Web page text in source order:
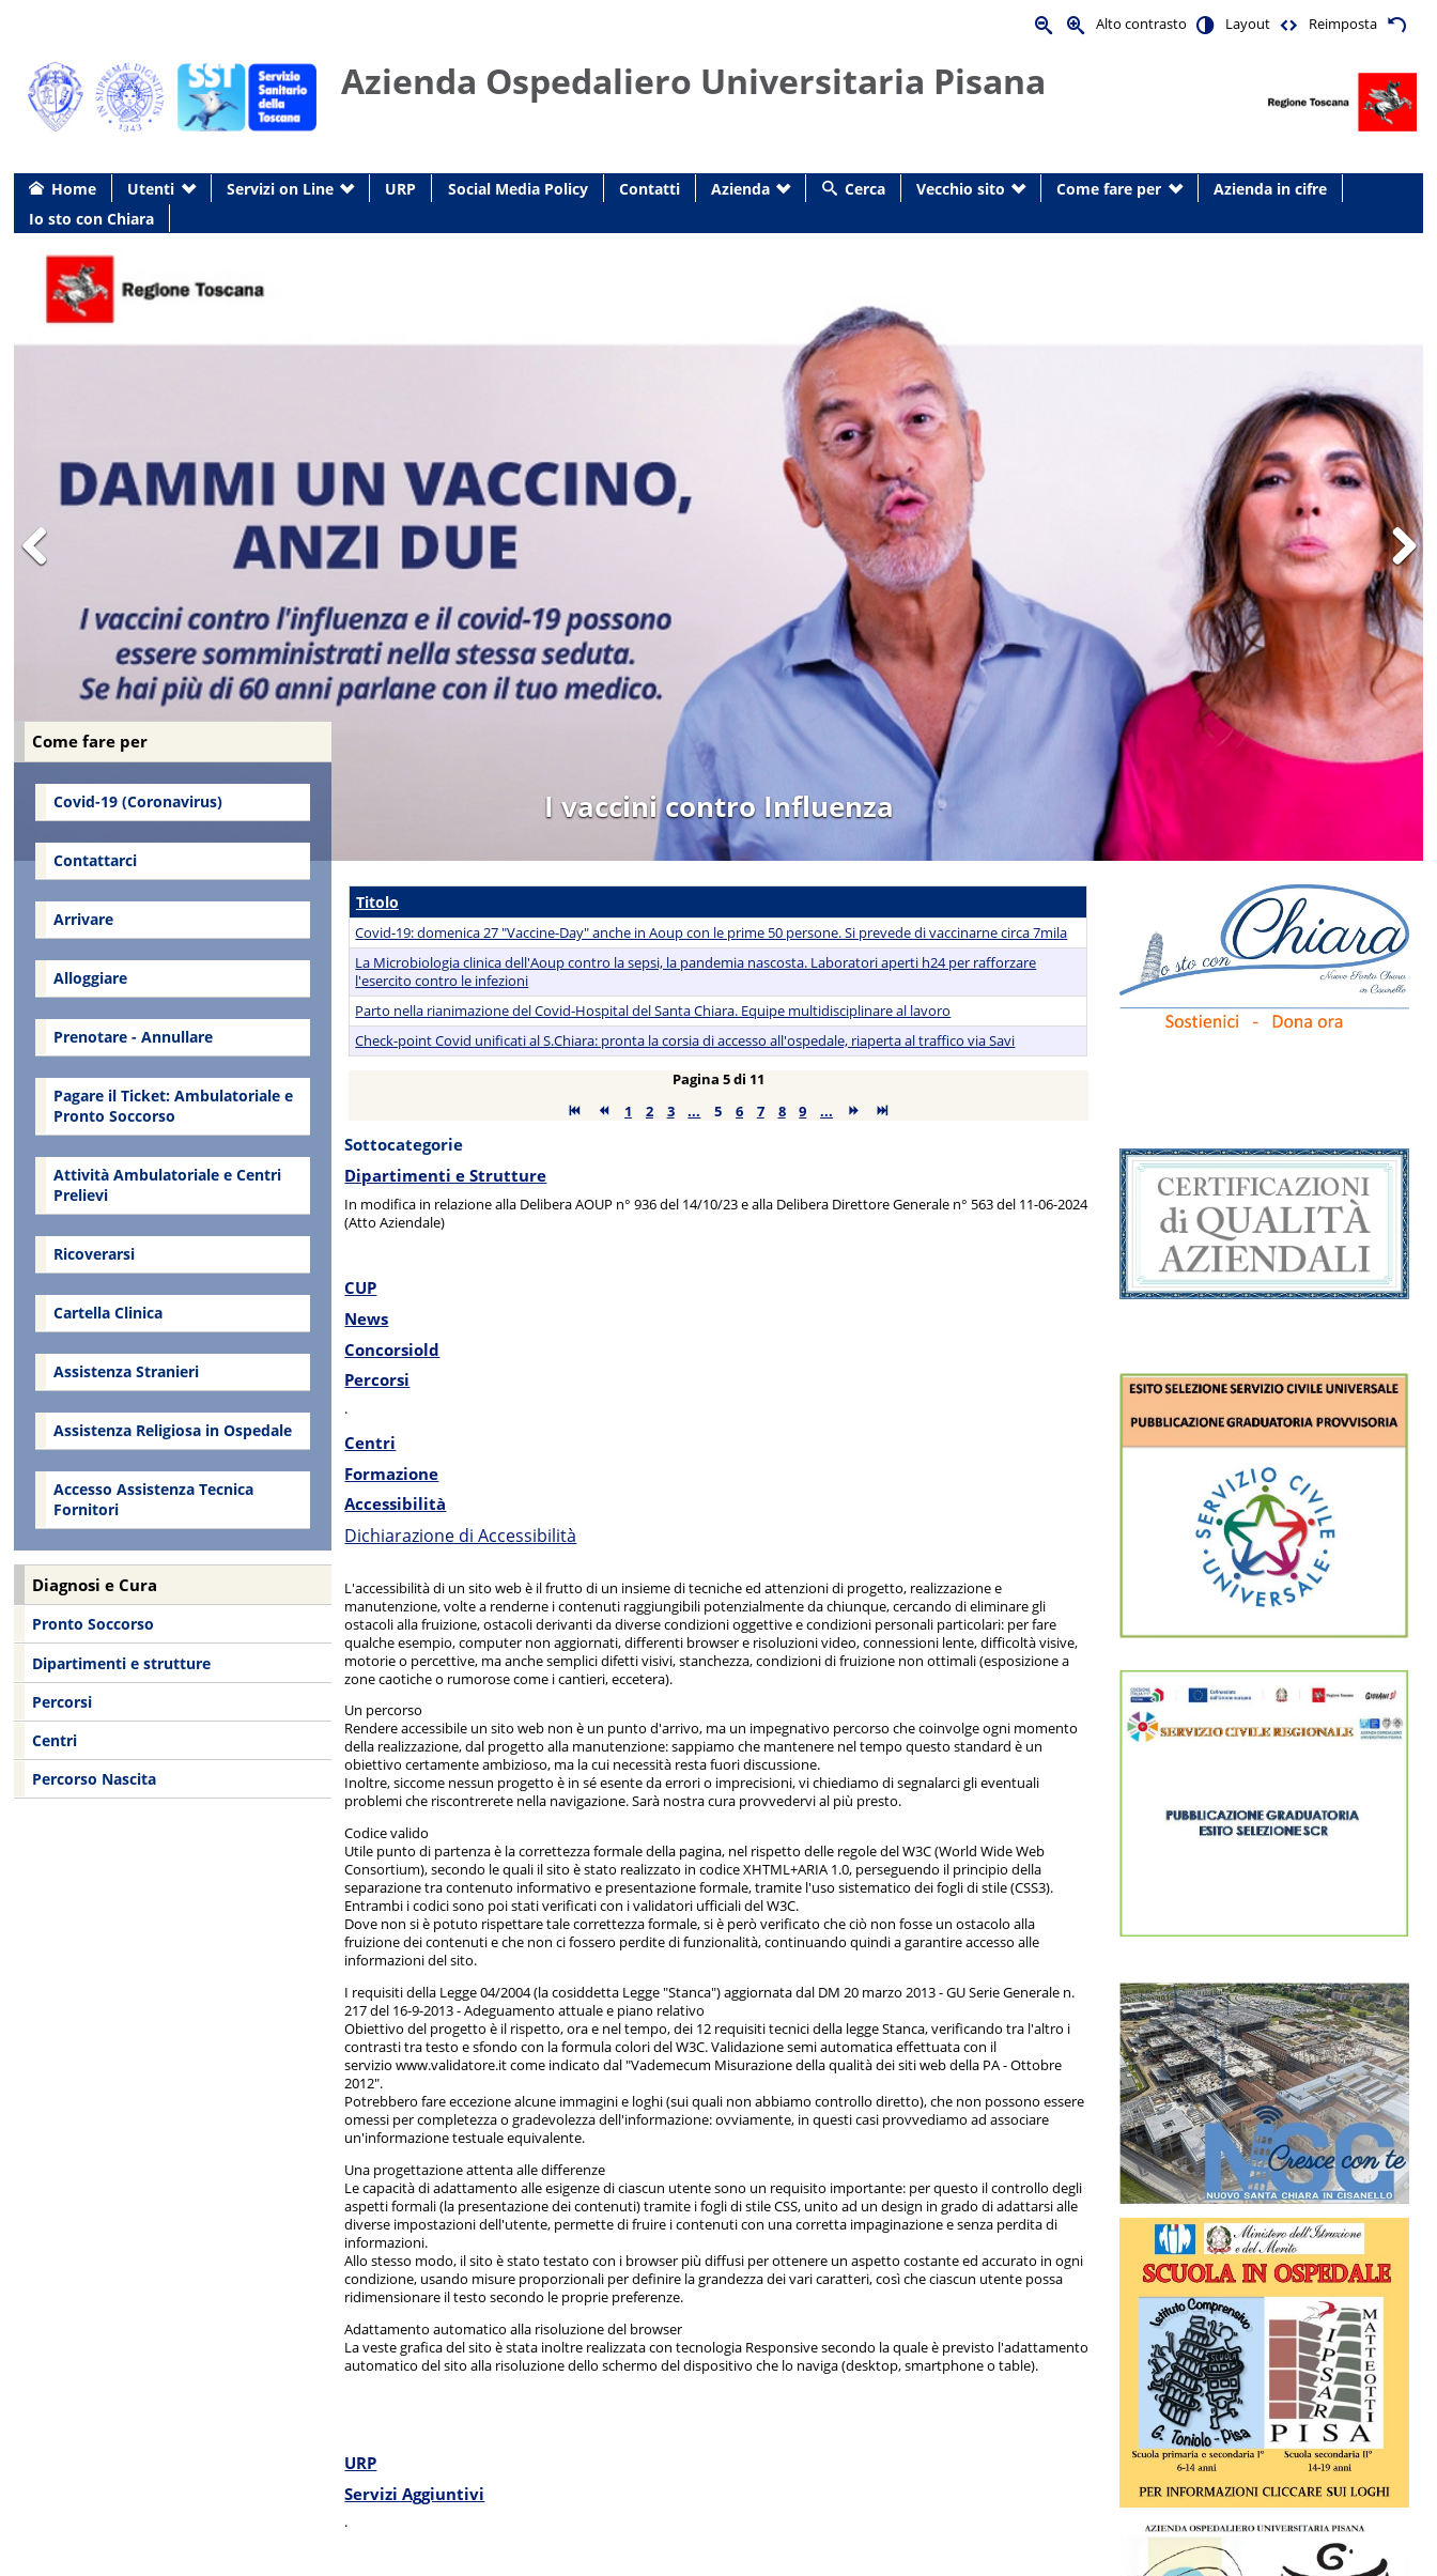
Alto contrasto Layout Reimposta
Azienda Ospedaliero Universitaria Pisana
Home Utenti Servizi on Line URP Social Media Policy Contatti Azienda Cerca Vecchio sito Come fare per
Azienda in cifre
Io sto con Chiara
https://www.regione.toscana.it/-/progetto-mamma-segreta
Next
Titolo
Covid-19: domenica 27 "Vaccine-Day" anche in Aoup con le prime 50 persone. Si prevede di vaccinarne circa 7mila
La Microbiologia clinica dell'Aoup contro la sepsi, la pandemia nascosta. Laboratori aperti h24 per rafforzare
l'esercito contro le infezioni
Parto nella rianimazione del Covid-Hospital del Santa Chiara. Equipe multidisciplinare al lavoro
Check-point Covid unificati al S.Chiara: pronta la corsia di accesso all'ospedale, riaperta al traffico via Savi
Pagina 5 di 11
1
2 3 ... 5 6 7 8 9 ...
Sottocategorie
Dipartimenti e Strutture
In modifica in relazione alla Delibera AOUP n° 936 del 14/10/23 e alla Delibera Direttore Generale n° 563 del 11-06-2024
(Atto Aziendale)
CUP
News
Concorsiold
Percorsi
.
Centri
Formazione
Accessibilità
Dichiarazione di Accessibilità
L'accessibilità di un sito web è il frutto di un insieme di tecniche ed attenzioni di progetto, realizzazione e
manutenzione, volte a renderne i contenuti raggiungibili potenzialmente da chiunque, cercando di eliminare gli
ostacoli alla fruizione, ostacoli derivanti da diverse condizioni oggettive e condizioni personali particolari: per fare
qualche esempio, computer non aggiornati, differenti browser e risoluzioni video, connessioni lente, difficoltà visive,
motorie o percettive, ma anche semplici difetti visivi, stanchezza, condizioni di fruizione non ottimali (esposizione a
zone caotiche o rumorose come i cantieri, eccetera).
Un percorso
Rendere accessibile un sito web non è un punto d'arrivo, ma un impegnativo percorso che coinvolge ogni momento
della realizzazione, dal progetto alla manutenzione: sappiamo che mantenere nel tempo questo standard è un
obiettivo certamente ambizioso, ma la cui necessità resta fuori discussione.
Inoltre, siccome nessun progetto è in sé esente da errori o imprecisioni, vi chiediamo di segnalarci gli eventuali
problemi che riscontrerete nella navigazione. Sarà nostra cura provvedervi al più presto.
Codice valido
Utile punto di partenza è la correttezza formale della pagina, nel rispetto delle regole del W3C (World Wide Web
Consortium), secondo le quali il sito è stato realizzato in codice XHTML+ARIA 1.0, perseguendo il principio della
separazione tra contenuto informativo e presentazione formale, tramite l'uso sistematico dei fogli di stile (CSS3).
Entrambi i codici sono poi stati verificati con i validatori ufficiali del W3C.
Dove non si è potuto rispettare tale correttezza formale, si è però verificato che ciò non fosse un ostacolo alla
fruizione dei contenuti e che non ci fossero perdite di funzionalità, continuando quindi a garantire accesso alle
informazioni del sito.
I requisiti della Legge 04/2004 (la cosiddetta Legge "Stanca") aggiornata dal DM 20 marzo 2013 - GU Serie Generale n.
217 del 16-9-2013 - Adeguamento attuale e piano relativo
Obiettivo del progetto è il rispetto, ora e nel tempo, dei 12 requisiti tecnici della legge Stanca, verificando tra l'altro i
contrasti tra testo e sfondo con la formula colori del W3C. Validazione semi automatica effettuata con il
servizio www.validatore.it come indicato dal "Vademecum Misurazione della qualità dei siti web della PA - Ottobre
2012".
Potrebbero fare eccezione alcune immagini e loghi (sui quali non abbiamo controllo diretto), che non possono essere
omessi per completezza o gradevolezza dell'informazione: ovviamente, in questi casi provvediamo ad associare
un'informazione testuale equivalente.
Una progettazione attenta alle differenze
Le capacità di adattamento alle esigenze di ciascun utente sono un requisito importante: per questo il controllo degli
aspetti formali (la presentazione dei contenuti) tramite i fogli di stile CSS, unito ad un design in grado di adattarsi alle
diverse impostazioni dell'utente, permette di fruire i contenuti con una corretta impaginazione e senza perdita di
informazioni.
Allo stesso modo, il sito è stato testato con i browser più diffusi per ottenere un aspetto costante ed accurato in ogni
condizione, usando misure proporzionali per definire la grandezza dei vari caratteri, così che ciascun utente possa
ridimensionare il testo secondo le proprie preferenze.
Adattamento automatico alla risoluzione del browser
La veste grafica del sito è stata inoltre realizzata con tecnologia Responsive secondo la quale è previsto l'adattamento
automatico del sito alla risoluzione dello schermo del dispositivo che lo naviga (desktop, smartphone o table).
URP
Servizi Aggiuntivi
.
Come fare per
Covid-19 (Coronavirus)
Contattarci
Arrivare
Alloggiare
Prenotare - Annullare
Pagare il Ticket: Ambulatoriale e
Pronto Soccorso
Attività Ambulatoriale e Centri
Prelievi
Ricoverarsi
Cartella Clinica
Assistenza Stranieri
Assistenza Religiosa in Ospedale
Accesso Assistenza Tecnica
Fornitori
Diagnosi e Cura
Pronto Soccorso
Dipartimenti e strutture
Percorsi
Centri
Percorso Nascita